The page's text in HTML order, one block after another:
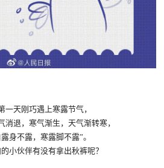
一天刚巧遇上寒露节气，
消退，寒气渐生，天气渐转寒，
露身不露，寒露脚不露”。
小伙伴有没有拿出秋裤呢？